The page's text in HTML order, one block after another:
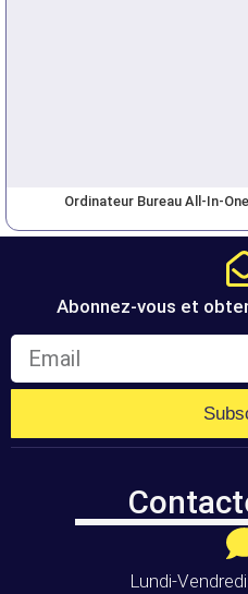
Ordinateur Bureau All-In-
Abonnez-vous et
Lundi-